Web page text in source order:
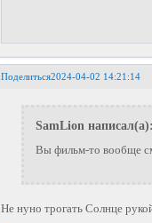
Поделиться2024-04-02 14:21:14
SamLion
Вы фильм-то вообще
Не нуно трогать Солнце